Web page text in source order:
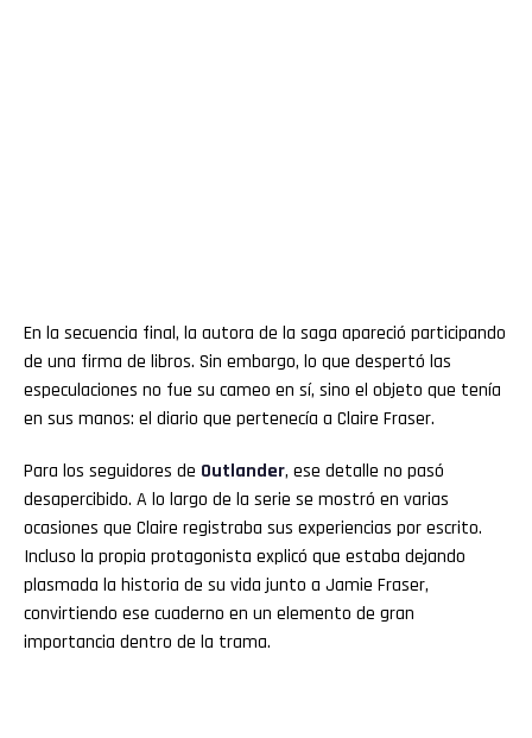
En la secuencia final, la autora de la saga apareció participando
de una firma de libros. Sin embargo, lo que despertó las
especulaciones no fue su cameo en sí, sino el objeto que tenía
en sus manos: el diario que pertenecía a Claire Fraser.
Para los seguidores de Outlander, ese detalle no pasó
desapercibido. A lo largo de la serie se mostró en varias
ocasiones que Claire registraba sus experiencias por escrito.
Incluso la propia protagonista explicó que estaba dejando
plasmada la historia de su vida junto a Jamie Fraser,
convirtiendo ese cuaderno en un elemento de gran
importancia dentro de la trama.